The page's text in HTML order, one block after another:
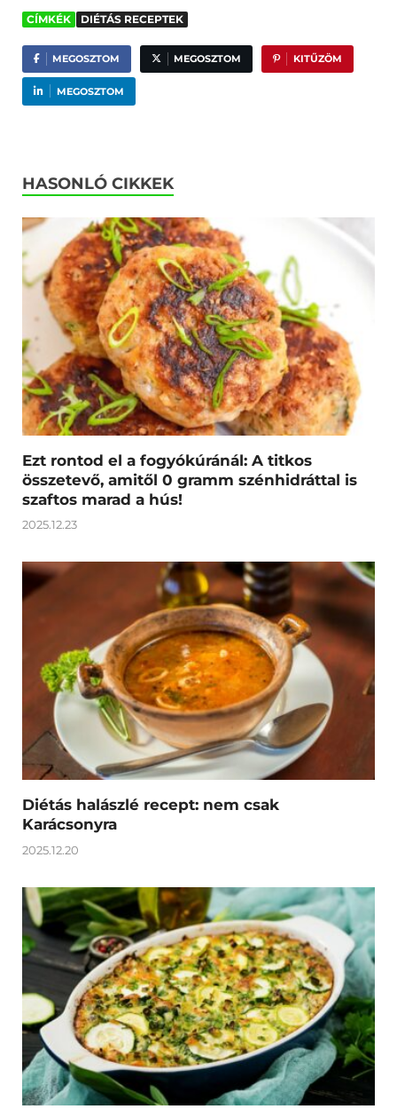
CÍMKÉK DIÉTÁS RECEPTEK
MEGOSZTOM MEGOSZTOM KITŰZÖM
MEGOSZTOM
HASONLÓ CIKKEK
Ezt rontod el a fogyókúránál: A titkos
összetevő, amitől 0 gramm szénhidráttal is
szaftos marad a hús!
2025.12.23
Diétás halászlé recept: nem csak
Karácsonyra
2025.12.20